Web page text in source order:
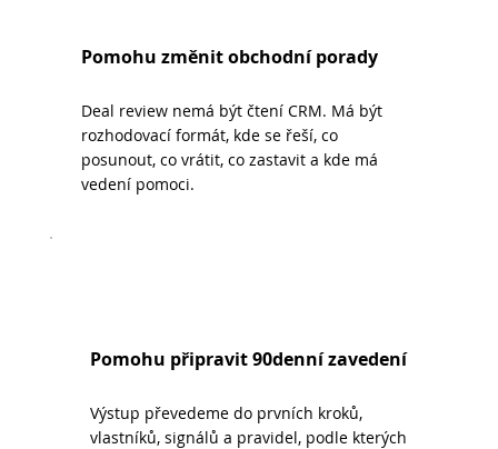
Pomohu změnit obchodní porady
Deal review nemá být čtení CRM. Má být
rozhodovací formát, kde se řeší, co
posunout, co vrátit, co zastavit a kde má
vedení pomoci.
Pomohu připravit 90denní zavedení
Výstup převedeme do prvních kroků,
vlastníků, signálů a pravidel, podle kterých